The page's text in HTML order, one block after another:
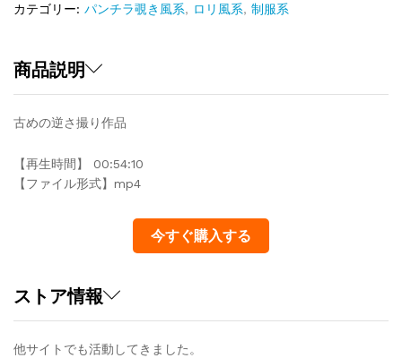
カテゴリー: パンチラ覗き風系, ロリ風系, 制服系
商品説明
古めの逆さ撮り作品
【再生時間】 00:54:10
【ファイル形式】mp4
今すぐ購入する
ストア情報
他サイトでも活動してきました。